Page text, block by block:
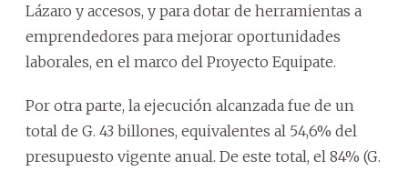
Lázaro y accesos, y para dotar de herramientas a
emprendedores para mejorar oportunidades
laborales, en el marco del Proyecto Equipate.
Por otra parte, la ejecución alcanzada fue de un
total de G. 43 billones, equivalentes al 54,6% del
presupuesto vigente anual. De este total, el 84% (G.